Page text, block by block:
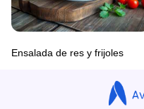
Ensalada de res y frijoles